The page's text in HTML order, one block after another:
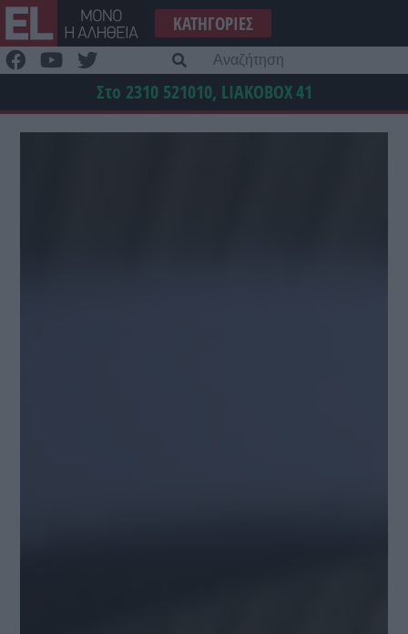
Μετάβαση
στο
περιεχόμενο
ΚΑΤΗΓΟΡΊΕΣ
Στο 2310 521010, LIAKOBOX41